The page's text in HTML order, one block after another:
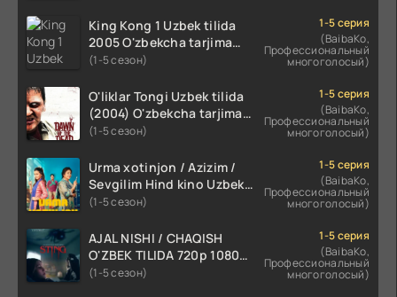
King Kong 1 Uzbek tilida
2005 O'zbekcha tarjima
kino HD skachat
(1-5 сезон)
1-5 серия
(BaibaKo,
Профессиональный
многоголосый)
O'liklar Tongi Uzbek tilida
(2004) O'zbekcha tarjima
kino HD skachat
(1-5 сезон)
1-5 серия
(BaibaKo,
Профессиональный
многоголосый)
Urma xotinjon / Azizim /
Sevgilim Hind kino Uzbek
tilida 2022 O'zbekcha
(1-5 сезон)
1-5 серия
(BaibaKo,
Профессиональный
многоголосый)
AJAL NISHI / CHAQISH
O'ZBEK TILIDA 720p 1080p
Full HD (2024) Tarjima
(1-5 сезон)
1-5 серия
(BaibaKo,
Профессиональный
многоголосый)